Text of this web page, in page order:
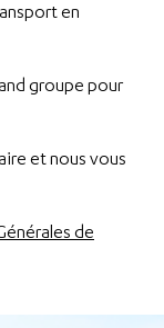
en
groupe pour
et nous vous
de